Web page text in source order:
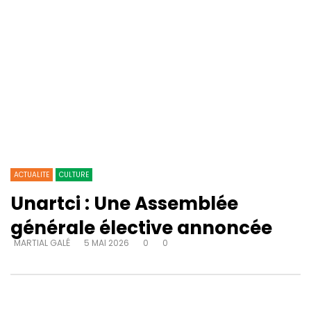
ACTUALITE CULTURE
Unartci : Une Assemblée
générale élective annoncée
MARTIAL GALÉ 5 MAI 2026 0 0